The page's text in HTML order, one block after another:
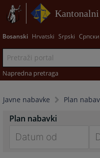
Bosanski Hrvatski Srpski Српски
Napredna pretraga
Javne nabavke Plan
Plan nabavki